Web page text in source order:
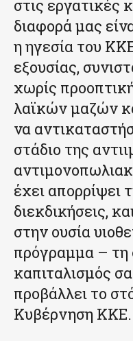
στις εργατικές
διαφορά μας
η ηγεσία του
εξουσίας,
χωρίς
λαϊκών μαζών
να
στάδιο της
έχει απορρίψει
διεκδικήσεις,
στην ουσία
πρόγραμμα – τη
καπιταλισμός
προβάλλει το
Κυβέρνηση ΚΚΕ.